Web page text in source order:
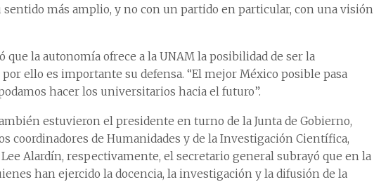
más amplio, y no con un partido en particular, con una visión
que la autonomía ofrece a la UNAM la posibilidad de ser la
ello es importante su defensa. “El mejor México posible pasa
hacer los universitarios hacia el futuro”.
estuvieron el presidente en turno de la Junta de Gobierno,
coordinadores de Humanidades y de la Investigación Científica,
Alardín, respectivamente, el secretario general subrayó que en la
han ejercido la docencia, la investigación y la difusión de la